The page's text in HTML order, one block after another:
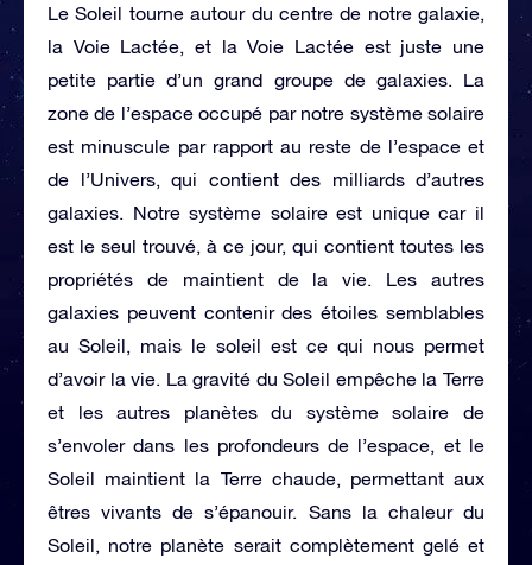
Le Soleil tourne autour du centre de notre galaxie,
la Voie Lactée, et la Voie Lactée est juste une
petite partie d’un grand groupe de galaxies. La
zone de l’espace occupé par notre système solaire
est minuscule par rapport au reste de l’espace et
de l’Univers, qui contient des milliards d’autres
galaxies. Notre système solaire est unique car il
est le seul trouvé, à ce jour, qui contient toutes les
propriétés de maintient de la vie. Les autres
galaxies peuvent contenir des étoiles semblables
au Soleil, mais le soleil est ce qui nous permet
d’avoir la vie. La gravité du Soleil empêche la Terre
et les autres planètes du système solaire de
s’envoler dans les profondeurs de l’espace, et le
Soleil maintient la Terre chaude, permettant aux
êtres vivants de s’épanouir. Sans la chaleur du
Soleil, notre planète serait complètement gelé et